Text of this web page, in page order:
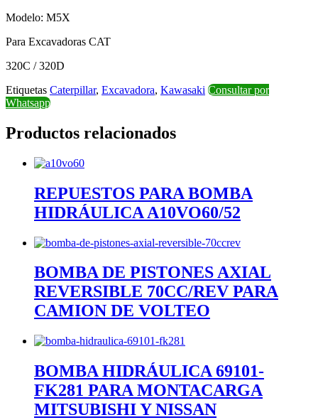
Modelo: M5X
Para Excavadoras CAT
320C / 320D
Etiquetas Caterpillar, Excavadora, Kawasaki Consultar por
Whatsapp
Productos relacionados
REPUESTOS PARA BOMBA
HIDRÁULICA A10VO60/52
BOMBA DE PISTONES AXIAL
REVERSIBLE 70CC/REV PARA
CAMION DE VOLTEO
BOMBA HIDRÁULICA 69101-
FK281 PARA MONTACARGA
MITSUBISHI Y NISSAN